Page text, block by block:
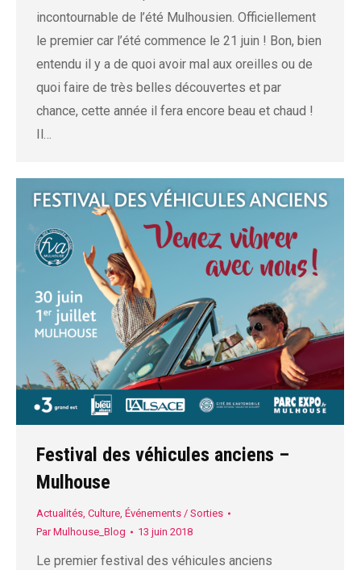
incontournable de l’été Mulhousien. Officiellement
le premier car l’été commence le 21 juin ! Bon, bien
entendu il y a de quoi avoir mal aux oreilles ou de
quoi faire de très belles découvertes et par
chance, cette année il fera encore beau et chaud !
Il…
Festival des véhicules anciens –
Mulhouse
Actualités, Culture, Événements / Sorties
ParMulhouse_Blog 13 juin 2018
Le premier festival des véhicules anciens